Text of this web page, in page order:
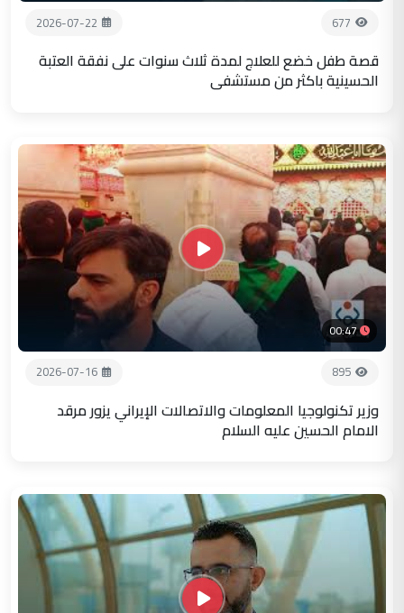
677
2026-07-22
قصة طفل خضع للعلاج لمدة ثلاث سنوات على نفقة العتبة
الحسينية باكثر من مستشفى
00:47
895
2026-07-16
وزير تكنولوجيا المعلومات والاتصالات الإيراني يزور مرقد
الامام الحسين عليه السلام